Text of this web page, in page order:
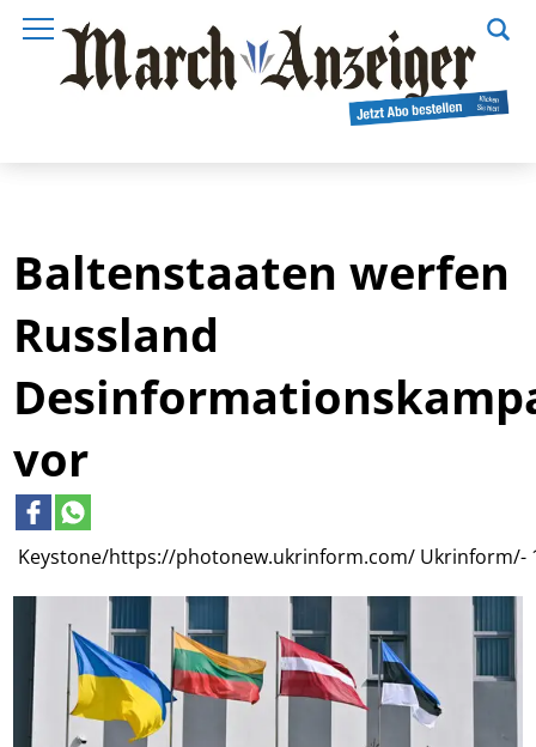
Keystone/https://photonew.ukrinform.com/ Ukrinform/-
Baltenstaaten werfen
Russland
vor